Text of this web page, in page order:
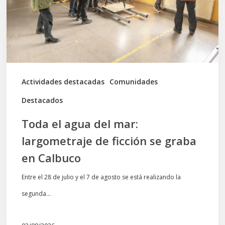
Actividades destacadas Comunidades
Destacados
largometraje
de
ficción
se
graba
Toda el agua del mar:
largometraje de ficción se graba
en Calbuco
Entre el 28 de julio y el 7 de agosto se está realizando la
segunda…